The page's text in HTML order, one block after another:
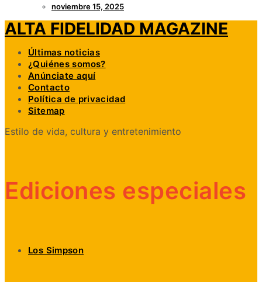
noviembre 15, 2025
ALTA FIDELIDAD MAGAZINE
Últimas noticias
¿Quiénes somos?
Anúnciate aquí
Contacto
Política de privacidad
Sitemap
Estilo de vida, cultura y entretenimiento
Ediciones especiales
Los Simpson